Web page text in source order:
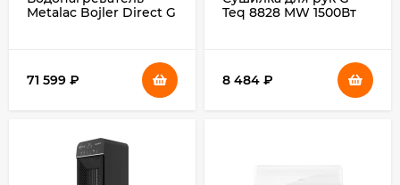
Metalac Bojler Direct G
напольный/белый
71 599 ₽
Teq 8828 MW 1500Вт
8 484 ₽